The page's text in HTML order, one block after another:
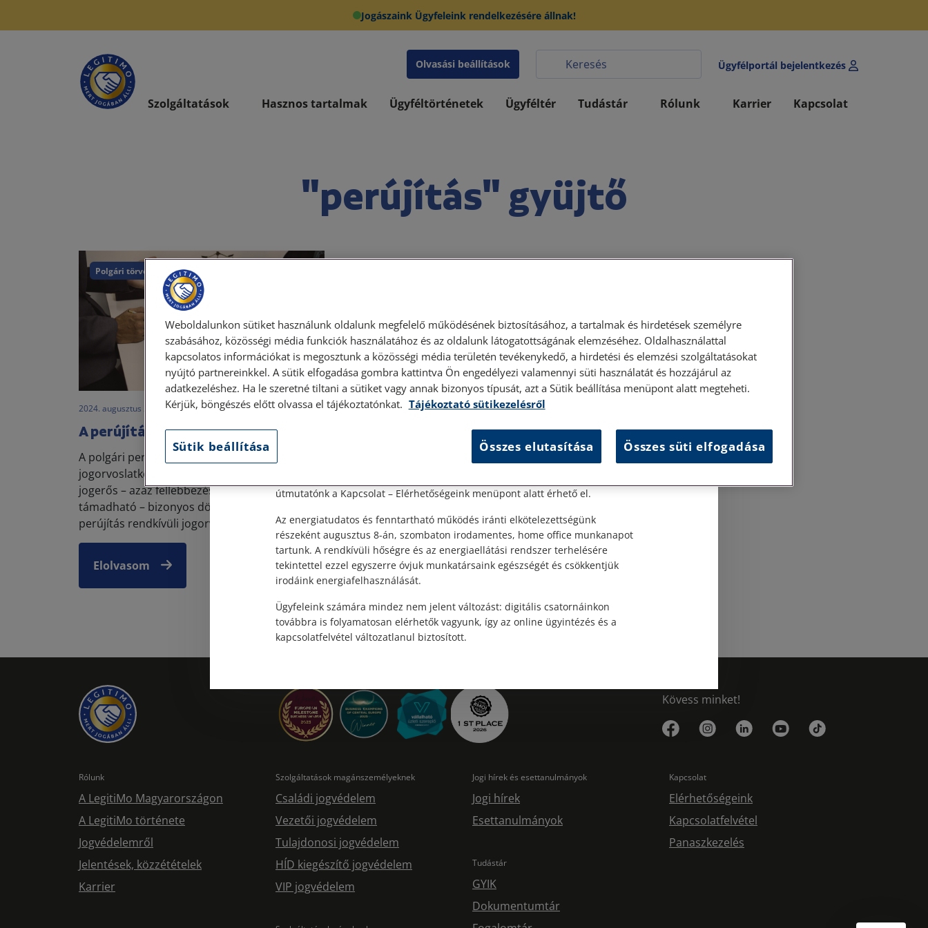
Jogászaink Ügyfeleink rendelkezésére állnak!
Olvasási beállítások Ügyfélportál bejelentkezés
Szolgáltatások Hasznos tartalmak Ügyféltörténetek Ügyféltér Tudástár Rólunk Karrier Kapcsolat
"perújítás" gyüjtő
Polgári törvénykönyv
2024. augusztus 22. • LegitiMoadmin
A perújítás
A polgári peres eljárásban rendkívüli
jogorvoslatként perújításnak lehet helye a
jogerős – azaz fellebbezéssel már nem
támadható – bizonyos döntésekkel szemben. A
perújítás rendkívüli jogorvoslat, ...
Elolvasom
Kövess minket!
Rólunk
A LegitiMo Magyarországon
A LegitiMo története
Jogvédelemről
Jelentések, közzétételek
Karrier
Szolgáltatások magánszemélyeknek
Családi jogvédelem
Vezetői jogvédelem
Tulajdonosi jogvédelem
HÍD kiegészítő jogvédelem
VIP jogvédelem
Jogi hírek és esettanulmányok
Jogi hírek
Esettanulmányok
Tudástár
GYIK
Dokumentumtár
Kapcsolat
Elérhetőségeink
Kapcsolatfelvétel
Panaszkezelés
Személyes ügyfélfogadás
Személyes ügyfélszolgálatunk telefonon történő előzetes időpontegyeztetés
után, szerdai napokon érhető el.
útmutatónk a Kapcsolat – Elérhetőségeink menüpont alatt érhető el.
Az energiatudatos és fenntartható működés iránti elkötelezettségünk
részeként augusztus 8-án, szombaton irodamentes, home office munkanapot
tartunk. A rendkívüli hőségre és az energiaellátási rendszer terhelésére
tekintettel ezzel egyszerre óvjuk munkatársaink egészségét és csökkentjük
irodáink energiafelhasználását.
Ügyfeleink számára mindez nem jelent változást: digitális csatornáinkon
továbbra is folyamatosan elérhetők vagyunk, így az online ügyintézés és a
kapcsolatfelvétel változatlanul biztosított.
Weboldalunkon sütiket használunk oldalunk megfelelő működésének biztosításához, a tartalmak és hirdetések személyre
szabásához, közösségi média funkciók használatához és az oldalunk látogatottságának elemzéséhez. Oldalhasználattal
kapcsolatos információkat is megosztunk a közösségi média területén tevékenykedő, a hirdetési és elemzési szolgáltatásokat
nyújtó partnereinkkel. A sütik elfogadása gombra kattintva Ön engedélyezi valamennyi süti használatát és hozzájárul az
adatkezeléshez. Ha le szeretné tiltani a sütiket vagy annak bizonyos típusát, azt a Sütik beállítása menüpont alatt megteheti.
Kérjük, böngészés előtt olvassa el tájékoztatónkat. Tájékoztató sütikezelésről
Sütik beállítása Összes elutasítása Összes süti elfogadása